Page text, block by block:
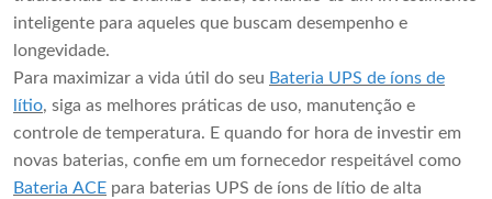
inteligente para aqueles que buscam desempenho e
longevidade.
Para maximizar a vida útil do seu Bateria UPS de íons de
lítio, siga as melhores práticas de uso, manutenção e
controle de temperatura. E quando for hora de investir em
novas baterias, confie em um fornecedor respeitável como
Bateria ACE para baterias UPS de íons de lítio de alta